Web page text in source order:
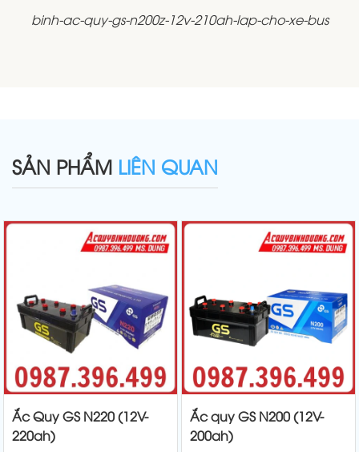
binh-ac-quy-gs-n200z-12v-210ah-lap-cho-xe-bus
SẢN PHẨM LIÊN QUAN
Ắc Quy GS N220 (12V-
220ah)
Ắc quy GS N200 (12V-
200ah)